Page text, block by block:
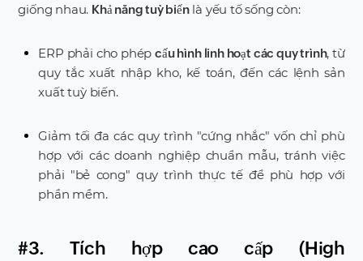
giống nhau. Khả năng tuỳ biếnlà yếu tố sống còn:
ERP phải cho phépcấu hình linh hoạt các quy trình, từ
quy tắc xuất nhập kho, kế toán, đến các lệnh sản
xuất tuỳ biến.
Giảm tối đa các quy trình "cứng nhắc" vốn chỉ phù
hợp với các doanh nghiệp chuẩn mẫu, tránh việc
phải "bẻ cong" quy trình thực tế để phù hợp với
phần mềm.
#3. Tích hợp cao cấp (High